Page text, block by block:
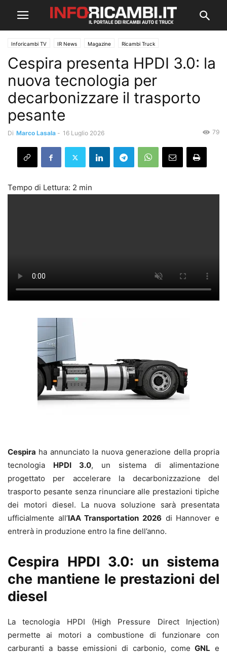
Inforicambi TV IR News Magazine Ricambi Truck
Cespira presenta HPDI 3.0: la
nuova tecnologia per
decarbonizzare il trasporto
pesante
Di Marco Lasala - 16 Luglio 2026 79
Cespira ha annunciato la nuova generazione della propria
tecnologia HPDI 3.0, un sistema di alimentazione
progettato per accelerare la decarbonizzazione del
trasporto pesante senza rinunciare alle prestazioni tipiche
dei motori diesel. La nuova soluzione sarà presentata
ufficialmente all’IAA Transportation 2026 di Hannover e
entrerà in produzione entro la fine dell’anno.
Cespira HPDI 3.0: un sistema
che mantiene le prestazioni del
diesel
La tecnologia HPDI (High Pressure Direct Injection)
permette ai motori a combustione di funzionare con
carburanti a basse emissioni di carbonio, comeGNL e